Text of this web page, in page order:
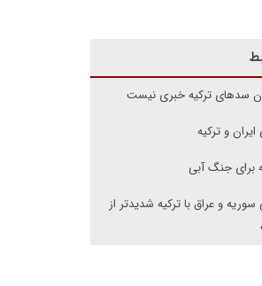
سدهای ترکیه خبری نیست
و ترکیه
برای جنگ آبی
و عراق با ترکیه شدیدتر از